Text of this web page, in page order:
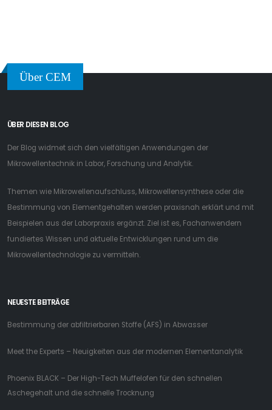
Über CEM
ÜBER DIESEN BLOG
Der Blog widmet sich den vielfältigen Anwendungen der
Mikrowellentechnik in Labor, Forschung und Analytik.
Themen wie Mikrowellenaufschluss, Mikrowellensynthese oder die
Bestimmung von Elementgehalten werden praxisnah erklärt und mit
Beispielen aus der Laborpraxis ergänzt. Ziel ist es, Fachanwendern
fundiertes Wissen und aktuelle Entwicklungen rund um die
Mikrowellentechnologie zu vermitteln.
NEUESTE BEITRÄGE
Bestimmung der abfiltrierbaren Stoffe (AFS) in Abwasser
Meet the Experts – Neuigkeiten aus der modernen Elementanalytik
Phoenix BLACK – Der High-Tech Muffelofen für den schnellen
Aschegehalt und die schnelle Trocknung